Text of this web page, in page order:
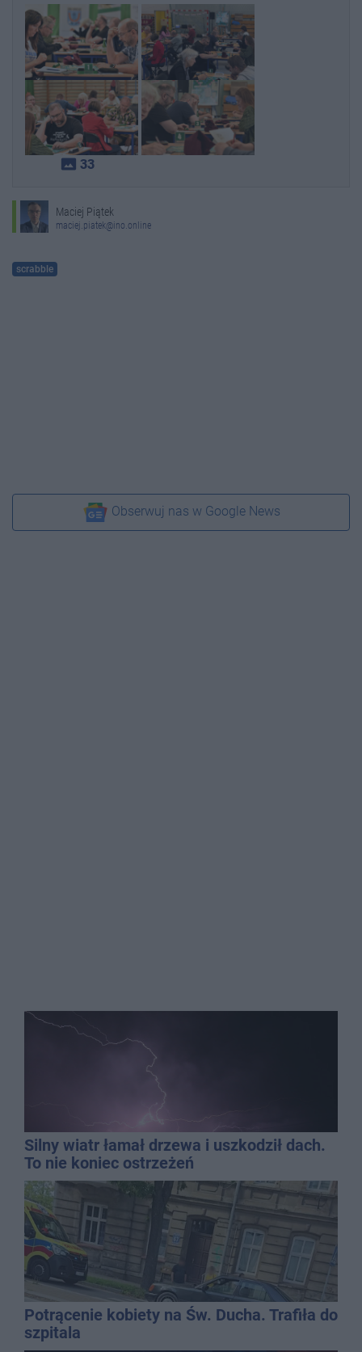
photo_size_select_actual 33
Maciej Piątek
maciej.piatek@ino.online
scrabble
Obserwuj nas w Google News
Silny wiatr łamał drzewa i uszkodził dach.
To nie koniec ostrzeżeń
Potrącenie kobiety na Św. Ducha. Trafiła do
szpitala